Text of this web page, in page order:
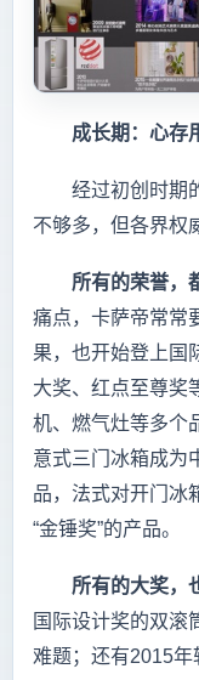
成长期：心存用
经过初创时期的
不够多，但各界权
所有的荣誉，
痛点，卡萨帝常常
果，也开始登上国
大奖、红点至尊奖
机、燃气灶等多个
意式三门冰箱成为
品，法式对开门冰
“金锤奖”的产品。
所有的大奖，
国际设计奖的双滚
难题；还有2015